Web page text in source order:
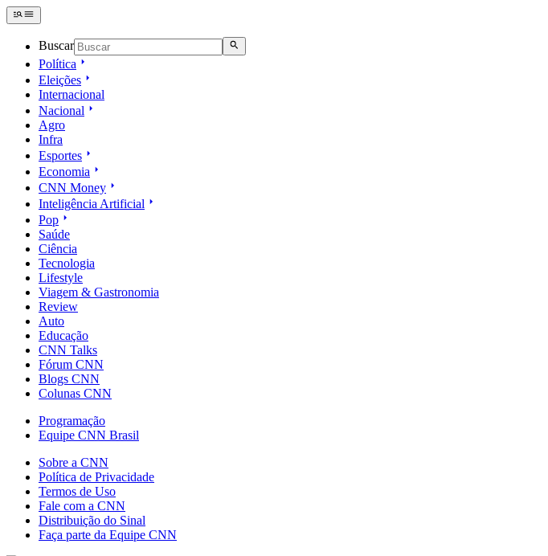
Buscar
Política
Eleições
Internacional
Nacional
Agro
Infra
Esportes
Economia
CNN Money
Inteligência Artificial
Pop
Saúde
Ciência
Tecnologia
Lifestyle
Viagem & Gastronomia
Review
Auto
Educação
CNN Talks
Fórum CNN
Blogs CNN
Colunas CNN
Programação
Equipe CNN Brasil
Sobre a CNN
Política de Privacidade
Termos de Uso
Fale com a CNN
Distribuição do Sinal
Faça parte da Equipe CNN